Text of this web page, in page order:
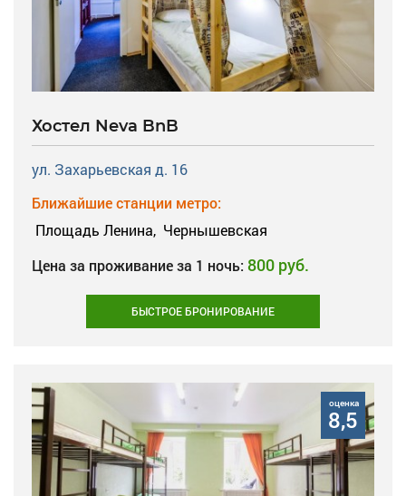
Хостел Neva BnB
ул. Захарьевская д. 16
Ближайшие станции метро:
Площадь Ленина, Чернышевская
Цена за проживание за 1 ночь: 800 руб.
БЫСТРОЕ БРОНИРОВАНИЕ
оценка
8,5